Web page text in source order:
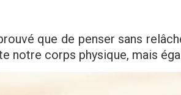
que de penser sans
notre corps physique, mais